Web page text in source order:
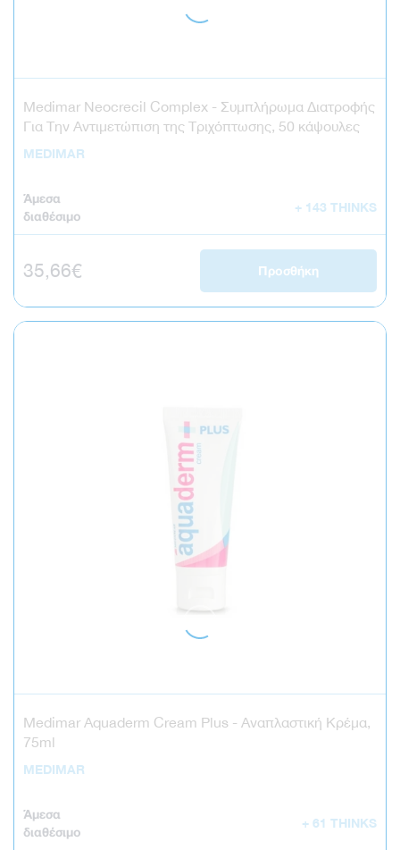
Medimar Neocrecil Complex - Συμπλήρωμα Διατροφής
Για Την Αντιμετώπιση της Τριχόπτωσης, 50 κάψουλες
MEDIMAR
Άμεσα
διαθέσιμο
+ 143 THINKS
Κανονική τιμή
35,66€ Προσθήκη
Medimar Aquaderm Cream Plus - Αναπλαστική Κρέμα,
75ml
MEDIMAR
Άμεσα
διαθέσιμο
+ 61 THINKS